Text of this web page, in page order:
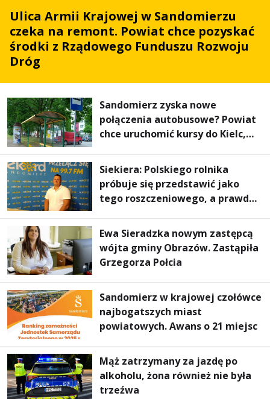
Ulica Armii Krajowej w Sandomierzu
czeka na remont. Powiat chce pozyskać
środki z Rządowego Funduszu Rozwoju
Dróg
Sandomierz zyska nowe
połączenia autobusowe? Powiat
chce uruchomić kursy do Kielc,
Siekiera: Polskiego rolnika
próbuje się przedstawić jako
tego roszczeniowego, a prawda
Ewa Sieradzka nowym zastępcą
wójta gminy Obrazów. Zastąpiła
Grzegorza Połcia
Sandomierz w krajowej czołówce
najbogatszych miast
powiatowych. Awans o 21 miejsc
Mąż zatrzymany za jazdę po
alkoholu, żona również nie była
trzeźwa